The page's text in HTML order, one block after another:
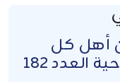
أهل كل
العدد 182